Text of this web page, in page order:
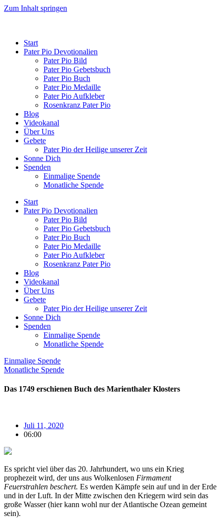
Zum Inhalt springen
Start
Pater Pio Devotionalien
Pater Pio Bild
Pater Pio Gebetsbuch
Pater Pio Buch
Pater Pio Medaille
Pater Pio Aufkleber
Rosenkranz Pater Pio
Blog
Videokanal
Über Uns
Gebete
Pater Pio der Heilige unserer Zeit
Sonne Dich
Spenden
Einmalige Spende
Monatliche Spende
Start
Pater Pio Devotionalien
Pater Pio Bild
Pater Pio Gebetsbuch
Pater Pio Buch
Pater Pio Medaille
Pater Pio Aufkleber
Rosenkranz Pater Pio
Blog
Videokanal
Über Uns
Gebete
Pater Pio der Heilige unserer Zeit
Sonne Dich
Spenden
Einmalige Spende
Monatliche Spende
Einmalige Spende
Monatliche Spende
Das 1749 erschienen Buch des Marienthaler Klosters
Juli 11, 2020
06:00
Es spricht viel über das 20. Jahrhundert, wo uns ein Krieg
prophezeit wird, der uns aus Wolkenlosen Firmament
Feuerstrahlen beschert. Es werden Kämpfe sein auf und in der Erde
und in der Luft. In der Mitte zwischen den Kriegern wird sein das
große Wasser (hier kann wohl nur der Atlantische Ozean gemeint
sein).